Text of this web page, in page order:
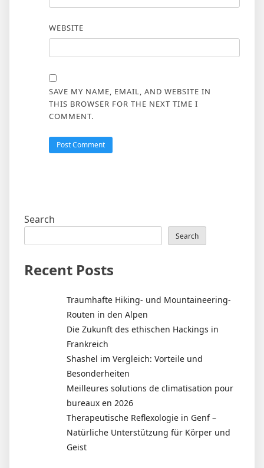
WEBSITE
SAVE MY NAME, EMAIL, AND WEBSITE IN
THIS BROWSER FOR THE NEXT TIME I
COMMENT.
Search
Search
Recent Posts
Traumhafte Hiking- und Mountaineering-
Routen in den Alpen
Die Zukunft des ethischen Hackings in
Frankreich
Shashel im Vergleich: Vorteile und
Besonderheiten
Meilleures solutions de climatisation pour
bureaux en 2026
Therapeutische Reflexologie in Genf –
Natürliche Unterstützung für Körper und
Geist